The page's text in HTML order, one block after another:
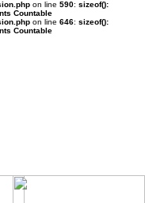
on line 590: sizeof():
Countable
on line 646: sizeof():
Countable